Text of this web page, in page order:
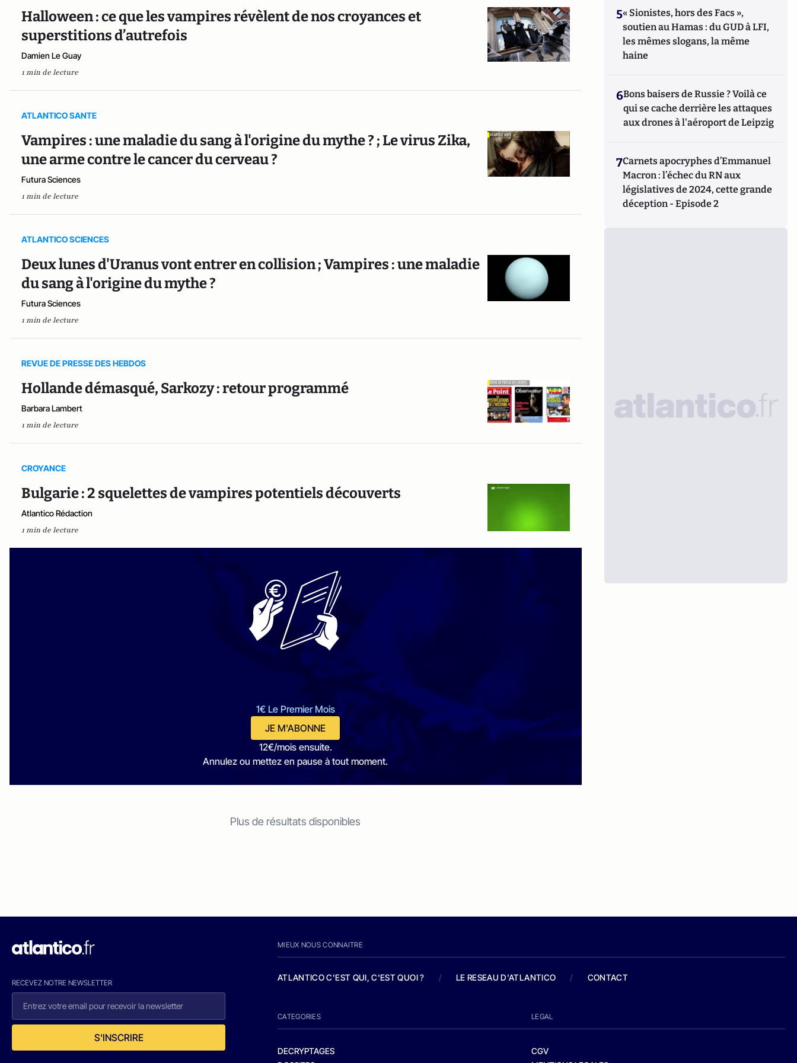
Halloween : ce que les vampires révèlent de nos croyances et
superstitions d’autrefois
Damien Le Guay
1 min de lecture
ATLANTICO SANTE
Vampires : une maladie du sang à l'origine du mythe ? ; Le virus Zika,
une arme contre le cancer du cerveau ?
Futura Sciences
1 min de lecture
ATLANTICO SCIENCES
Deux lunes d'Uranus vont entrer en collision ; Vampires : une maladie
du sang à l'origine du mythe ?
Futura Sciences
1 min de lecture
REVUE DE PRESSE DES HEBDOS
Hollande démasqué, Sarkozy : retour programmé
Barbara Lambert
1 min de lecture
CROYANCE
Bulgarie : 2 squelettes de vampires potentiels découverts
Atlantico Rédaction
1 min de lecture
1€ Le Premier Mois
JE M'ABONNE
12€/mois ensuite.
Annulez ou mettez en pause à tout moment.
Plus de résultats disponibles
5« Sionistes, hors des Facs »,
soutien au Hamas : du GUD à LFI,
les mêmes slogans, la même
haine
6Bons baisers de Russie ? Voilà ce
qui se cache derrière les attaques
aux drones à l'aéroport de Leipzig
7Carnets apocryphes d’Emmanuel
Macron : l’échec du RN aux
législatives de 2024, cette grande
déception - Episode 2
RECEVEZ NOTRE NEWSLETTER
S'INSCRIRE
MIEUX NOUS CONNAITRE
ATLANTICO C'EST QUI, C'EST QUOI ? / LE RESEAU D'ATLANTICO / CONTACT
CATEGORIES
DECRYPTAGES
LEGAL
CGV